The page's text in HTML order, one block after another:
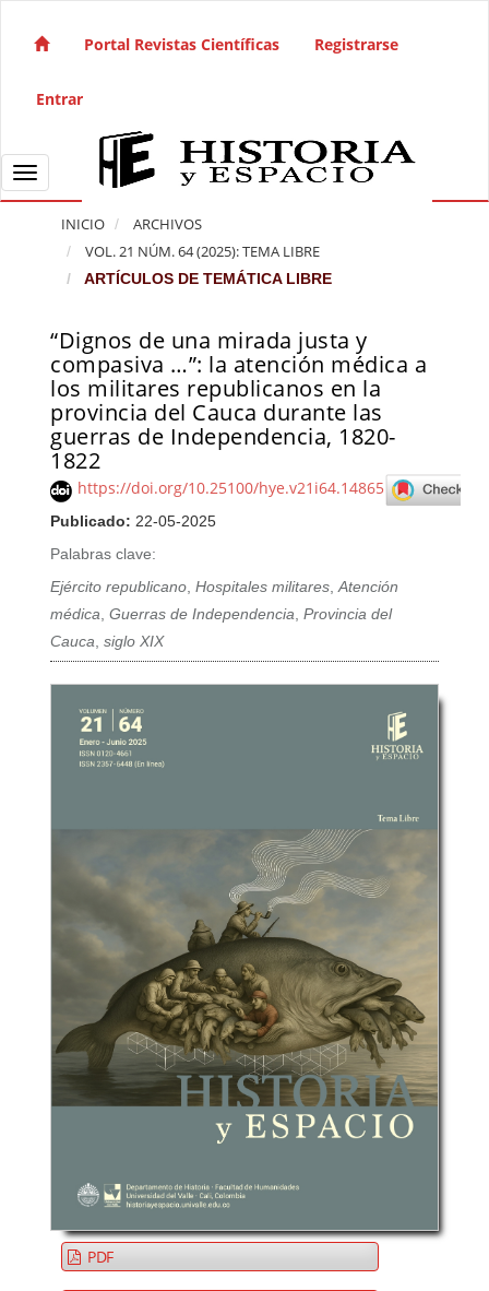
Navegación principal
Barra lateral
Portal Revistas Científicas Registrarse
Entrar
Toggle navigation
INICIO
ARCHIVOS
VOL. 21 NÚM. 64 (2025): TEMA LIBRE
ARTÍCULOS DE TEMÁTICA LIBRE
“Dignos de una mirada justa y
compasiva …”: la atención médica a
los militares republicanos en la
provincia del Cauca durante las
guerras de Independencia, 1820-
1822
https://doi.org/10.25100/hye.v21i64.14865
Publicado: 22-05-2025
Palabras clave:
Ejército republicano,Hospitales militares,Atención
médica,Guerras de Independencia,Provincia del
Cauca,siglo XIX
Barra lateral del artículo
PDF